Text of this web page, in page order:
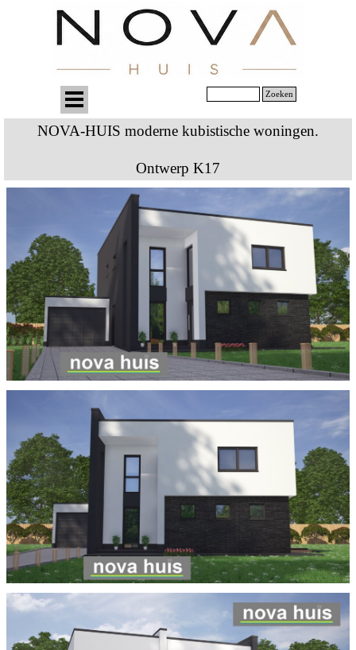
Zoeken
NOVA-HUIS moderne kubistische woningen.
Ontwerp K17